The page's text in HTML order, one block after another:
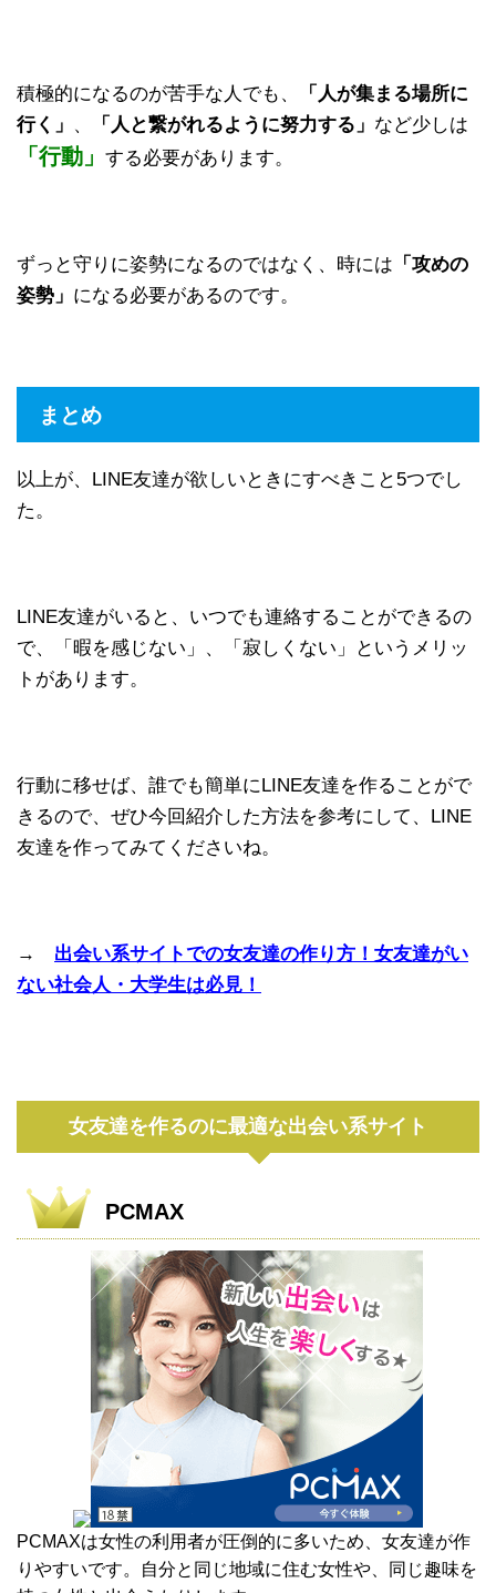
積極的になるのが苦手な人でも、
「人が集まる場所に
行く」 、 「人と繋がれるように努力する」 など少しは
「行動」 する必要があります。
ずっと守りに姿勢になるのではなく、時には 「攻めの
姿勢」 になる必要があるのです。
まとめ
以上が、LINE友達が欲しいときにすべきこと5つでし
た。
LINE友達がいると、いつでも連絡することができるの
で、「暇を感じない」、「寂しくない」というメリッ
トがあります。
行動に移せば、誰でも簡単にLINE友達を作ることがで
きるので、ぜひ今回紹介した方法を参考にして、LINE
友達を作ってみてくださいね。
→ 出会い系サイトでの女友達の作り方！女友達がい
ない社会人・大学生は必見！
女友達を作るのに最適な出会い系サイト
PCMAX
PCMAXは女性の利用者が圧倒的に多いため、女友達が作
りやすいです。自分と同じ地域に住む女性や、同じ趣味を